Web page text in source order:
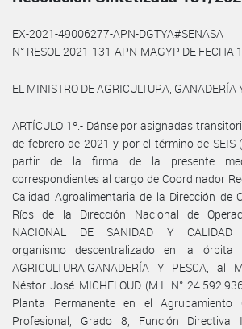
EX-2021-49006277-APN-
N° RESOL-2021-131-APN-MAGYP DE FECHA
EL MINISTRO DE AGRICULTURA, GANADERÍA
ARTÍCULO 1º.- Dánse por asignadas
de febrero de 2021 y por el término de SEIS
partir de la firma de la presente
correspondientes al cargo de Coordinador
Calidad Agroalimentaria de la Dirección de
Ríos de la Dirección Nacional de
NACIONAL DE SANIDAD Y CALIDAD
organismo descentralizado en la órbita
AGRICULTURA,GANADERÍA Y PESCA, al
Néstor José MICHELOUD (M.I. N°
Planta Permanente en el Agrupamiento
Profesional, Grado 8, Función Directiva